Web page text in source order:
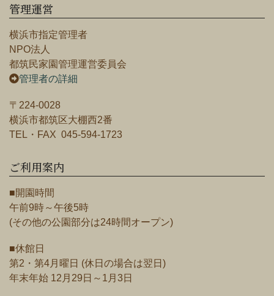
管理運営
横浜市指定管理者
NPO法人
都筑民家園管理運営委員会
管理者の詳細
〒224-0028
横浜市都筑区大棚西2番
TEL・FAX 045-594-1723
ご利用案内
■開園時間
午前9時～午後5時
(その他の公園部分は24時間オープン)
■休館日
第2・第4月曜日 (休日の場合は翌日)
年末年始 12月29日～1月3日